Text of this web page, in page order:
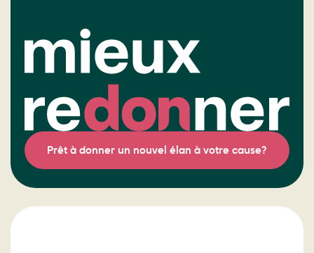
Prêt à donner un nouvel élan à votre cause?